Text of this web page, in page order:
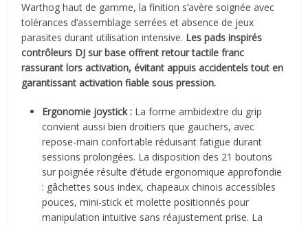
Warthog haut de gamme, la finition s’avère soignée avec
tolérances d’assemblage serrées et absence de jeux
parasites durant utilisation intensive. Les pads inspirés
contrôleurs DJ sur base offrent retour tactile franc
rassurant lors activation, évitant appuis accidentels tout en
garantissant activation fiable sous pression.
Ergonomie joystick : La forme ambidextre du grip
convient aussi bien droitiers que gauchers, avec
repose-main confortable réduisant fatigue durant
sessions prolongées. La disposition des 21 boutons
sur poignée résulte d’étude ergonomique approfondie
: gâchettes sous index, chapeaux chinois accessibles
pouces, mini-stick et molette positionnés pour
manipulation intuitive sans réajustement prise. La